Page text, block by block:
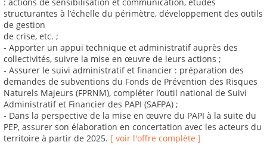
: actions de sensibilisation et communication, études
structurantes à l’échelle du périmètre, développement des outils
de gestion
de crise, etc. ;
- Apporter un appui technique et administratif auprès des
collectivités, suivre la mise en œuvre de leurs actions ;
- Assurer le suivi administratif et financier : préparation des
demandes de subventions du Fonds de Prévention des Risques
Naturels Majeurs (FPRNM), compléter l’outil national de Suivi
Administratif et Financier des PAPI (SAFPA) ;
- Dans la perspective de la mise en œuvre du PAPI à la suite du
PEP, assurer son élaboration en concertation avec les acteurs du
territoire à partir de 2025. [ voir l'offre complète ]